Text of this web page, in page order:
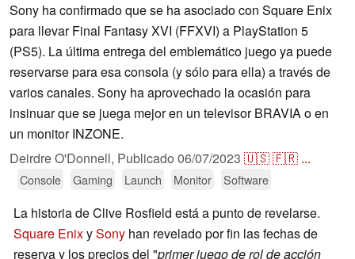
Sony ha confirmado que se ha asociado con Square Enix
para llevar Final Fantasy XVI (FFXVI) a PlayStation 5
(PS5). La última entrega del emblemático juego ya puede
reservarse para esa consola (y sólo para ella) a través de
varios canales. Sony ha aprovechado la ocasión para
insinuar que se juega mejor en un televisor BRAVIA o en
un monitor INZONE.
Deirdre O'Donnell, Publicado 06/07/2023 🇺🇸🇫🇷 ...
Console Gaming Launch Monitor Software
La historia de Clive Rosfield está a punto de revelarse.
Square EnixySony han revelado por fin las fechas de
reserva y los precios del "primer juego de rol de acción